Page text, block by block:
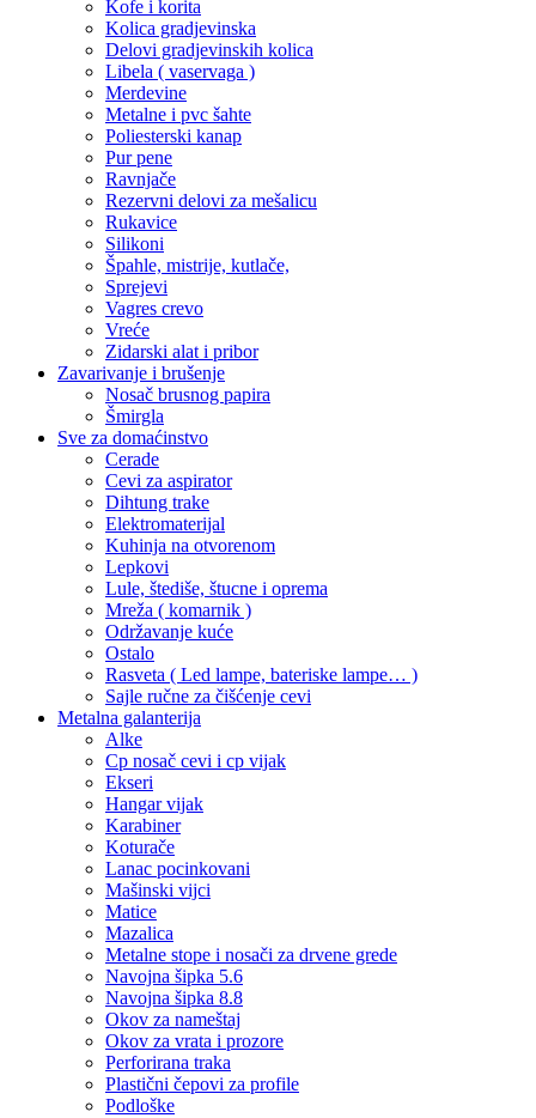
Kofe i korita
Kolica gradjevinska
Delovi gradjevinskih kolica
Libela ( vaservaga )
Merdevine
Metalne i pvc šahte
Poliesterski kanap
Pur pene
Ravnjače
Rezervni delovi za mešalicu
Rukavice
Silikoni
Špahle, mistrije, kutlače,
Sprejevi
Vagres crevo
Vreće
Zidarski alat i pribor
Zavarivanje i brušenje
Nosač brusnog papira
Šmirgla
Sve za domaćinstvo
Cerade
Cevi za aspirator
Dihtung trake
Elektromaterijal
Kuhinja na otvorenom
Lepkovi
Lule, štediše, štucne i oprema
Mreža ( komarnik )
Održavanje kuće
Ostalo
Rasveta ( Led lampe, bateriske lampe… )
Sajle ručne za čišćenje cevi
Metalna galanterija
Alke
Cp nosač cevi i cp vijak
Ekseri
Hangar vijak
Karabiner
Koturače
Lanac pocinkovani
Mašinski vijci
Matice
Mazalica
Metalne stope i nosači za drvene grede
Navojna šipka 5.6
Navojna šipka 8.8
Okov za nameštaj
Okov za vrata i prozore
Perforirana traka
Plastični čepovi za profile
Podloške